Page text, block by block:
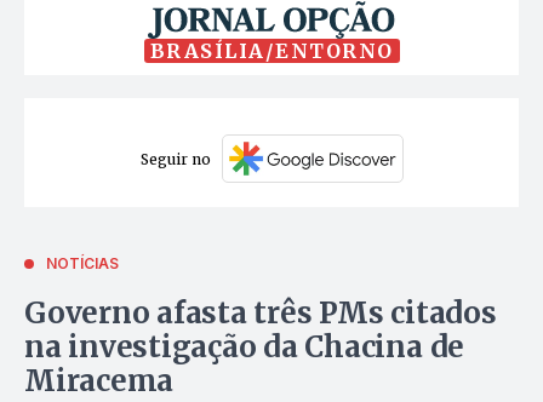
BRASÍLIA/ENTORNO
Seguir no
NOTÍCIAS
Governo afasta três PMs citados
na investigação da Chacina de
Miracema